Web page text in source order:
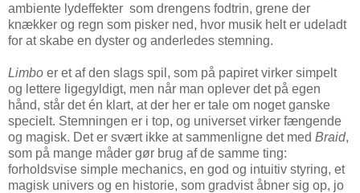
ambiente lydeffekter som drengens fodtrin, grene der
knækker og regn som pisker ned, hvor musik helt er udeladt
for at skabe en dyster og anderledes stemning.
Limbo er et af den slags spil, som på papiret virker simpelt
og lettere ligegyldigt, men når man oplever det på egen
hånd, står det én klart, at der her er tale om noget ganske
specielt. Stemningen er i top, og universet virker fængende
og magisk. Det er svært ikke at sammenligne det med Braid,
som på mange måder gør brug af de samme ting:
forholdsvise simple mechanics, en god og intuitiv styring, et
magisk univers og en historie, som gradvist åbner sig op, jo